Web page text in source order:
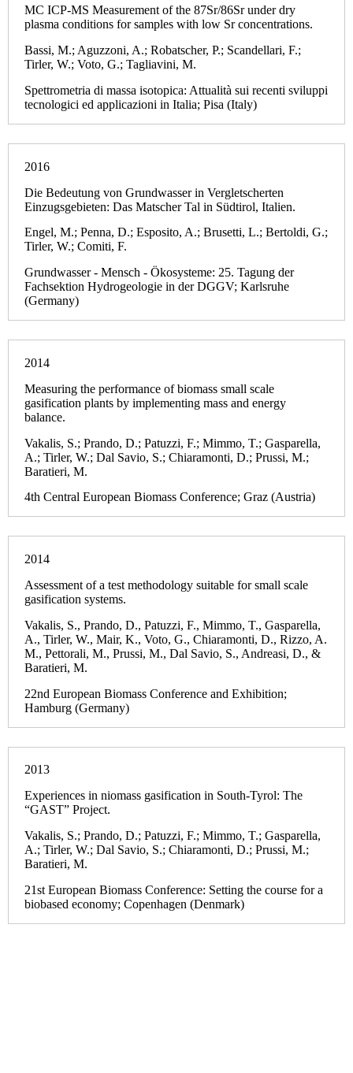
MC ICP-MS Measurement of the 87Sr/86Sr under dry
plasma conditions for samples with low Sr concentrations.
Bassi, M.; Aguzzoni, A.; Robatscher, P.; Scandellari, F.;
Tirler, W.; Voto, G.; Tagliavini, M.
Spettrometria di massa isotopica: Attualità sui recenti sviluppi
tecnologici ed applicazioni in Italia; Pisa (Italy)
2016
Die Bedeutung von Grundwasser in Vergletscherten
Einzugsgebieten: Das Matscher Tal in Südtirol, Italien.
Engel, M.; Penna, D.; Esposito, A.; Brusetti, L.; Bertoldi, G.;
Tirler, W.; Comiti, F.
Grundwasser - Mensch - Ökosysteme: 25. Tagung der
Fachsektion Hydrogeologie in der DGGV; Karlsruhe
(Germany)
2014
Measuring the performance of biomass small scale
gasification plants by implementing mass and energy
balance.
Vakalis, S.; Prando, D.; Patuzzi, F.; Mimmo, T.; Gasparella,
A.; Tirler, W.; Dal Savio, S.; Chiaramonti, D.; Prussi, M.;
Baratieri, M.
4th Central European Biomass Conference; Graz (Austria)
2014
Assessment of a test methodology suitable for small scale
gasification systems.
Vakalis, S., Prando, D., Patuzzi, F., Mimmo, T., Gasparella,
A., Tirler, W., Mair, K., Voto, G., Chiaramonti, D., Rizzo, A.
M., Pettorali, M., Prussi, M., Dal Savio, S., Andreasi, D., &
Baratieri, M.
22nd European Biomass Conference and Exhibition;
Hamburg (Germany)
2013
Experiences in niomass gasification in South-Tyrol: The
“GAST” Project.
Vakalis, S.; Prando, D.; Patuzzi, F.; Mimmo, T.; Gasparella,
A.; Tirler, W.; Dal Savio, S.; Chiaramonti, D.; Prussi, M.;
Baratieri, M.
21st European Biomass Conference: Setting the course for a
biobased economy; Copenhagen (Denmark)